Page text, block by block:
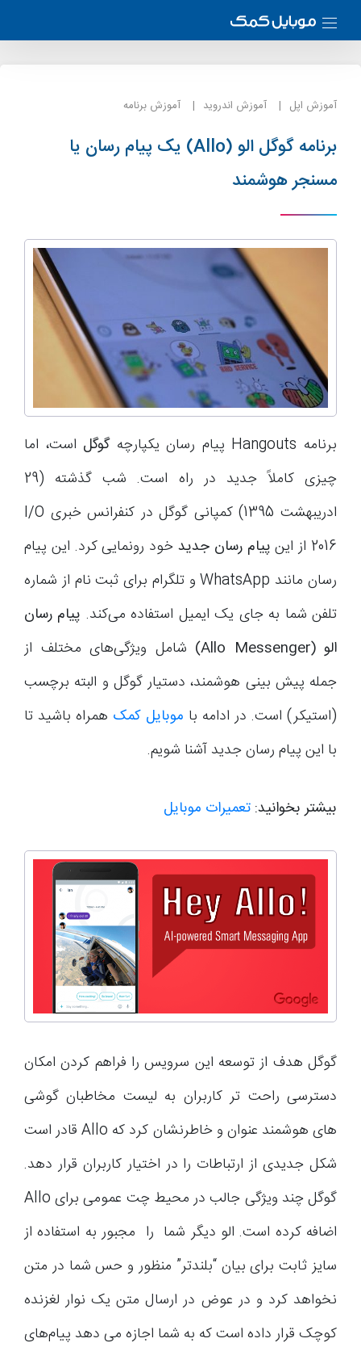
آموزش اپل آموزش اندروید آموزش برنامه
برنامه گوگل الو (Allo) یک پیام رسان یا
مسنجر هوشمند
برنامه Hangouts پیام رسان یکپارچه گوگل است، اما
چیزی کاملاً جدید در راه است. شب گذشته (29
ادریبهشت 1395) کمپانی گوگل در کنفرانس خبری I/O
2016 از این
پیام رسان جدید خود رونمایی کرد. این پیام
رسان مانند WhatsApp و تلگرام برای ثبت نام از شماره
تلفن شما به جای یک ایمیل استفاده می‌کند. پیام رسان
الو (Allo Messenger)
شامل ویژگی‌های مختلف از
جمله پیش بینی هوشمند، دستیار گوگل و البته برچسب
(استیکر) است. در ادامه با موبایل کمک همراه باشید تا
با این پیام رسان جدید آشنا شویم.
بیشتر بخوانید: تعمیرات موبایل
گوگل هدف از توسعه این سرویس را فراهم کردن امکان
دسترسی راحت تر کاربران به لیست مخاطبان گوشی
های هوشمند عنوان و خاطرنشان کرد که Allo قادر است
شکل جدیدی از ارتباطات را در اختیار کاربران قرار دهد.
گوگل چند ویژگی جالب در محیط چت عمومی برای Allo
اضافه کرده است. الو دیگر شما را مجبور به استفاده از
سایز ثابت برای بیان “بلندتر” منظور و حس شما در متن
نخواهد کرد و در عوض در ارسال متن یک نوار لغزنده
کوچک قرار داده است که به شما اجازه می دهد پیام‌های